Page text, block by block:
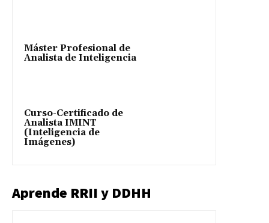
Máster Profesional de
Analista de Inteligencia
Curso-Certificado de
Analista IMINT
(Inteligencia de
Imágenes)
Aprende RRII y DDHH